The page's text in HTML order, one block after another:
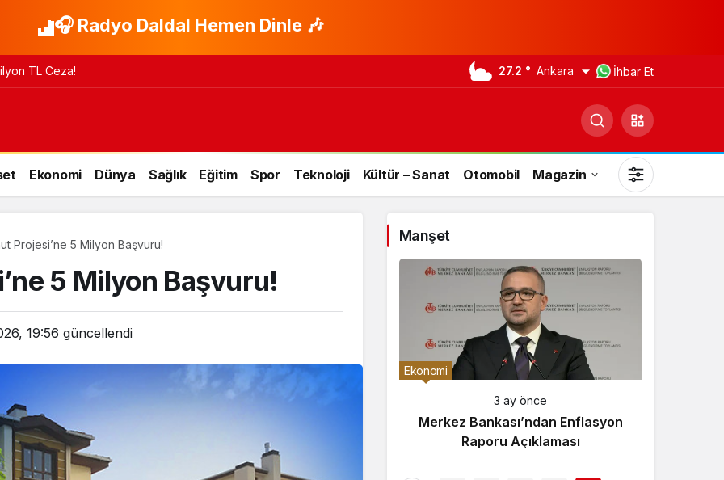
🎧 Radyo Daldal Hemen Dinle 🎶
TL Ceza! 27.2 ° Ankara İhbar Et
Ekonomi Dünya Sağlık Eğitim Spor Teknoloji Kültür – Sanat Otomobil Magazin
Gündüz Modu
Gündüz modunu seçin.
Gece Modu
Gece modunu seçin.
Sistem Modu
Sistem modunu seçin.
Projesi’ne 5 Milyon Başvuru!
5 Milyon Başvuru!
19:56 güncellendi
Manşet
Tartışması
Son Dakika
Ağırlıyor!
Ekonomi
3 ay önce
Merkez Bankası’ndan Enflasyon
Raporu Açıklaması